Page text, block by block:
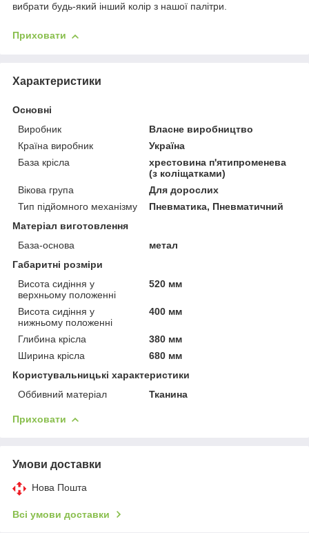
вибрати будь-який інший колір з нашої палітри.
Приховати
Характеристики
Основні
Виробник
Власне виробництво
Країна виробник
Україна
База крісла
хрестовина п'ятипроменева
(з коліщатками)
Вікова група
Для дорослих
Тип підйомного механізму
Пневматика, Пневматичний
Матеріал виготовлення
База-основа
метал
Габаритні розміри
Висота сидіння у
верхньому положенні
520 мм
Висота сидіння у
нижньому положенні
400 мм
Глибина крісла
380 мм
Ширина крісла
680 мм
Користувальницькі характеристики
Оббивний матеріал
Тканина
Приховати
Умови доставки
Нова Пошта
Всі умови доставки